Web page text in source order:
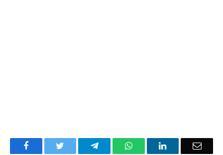
Facebook TelegramWhatsAppLinkedIn Email